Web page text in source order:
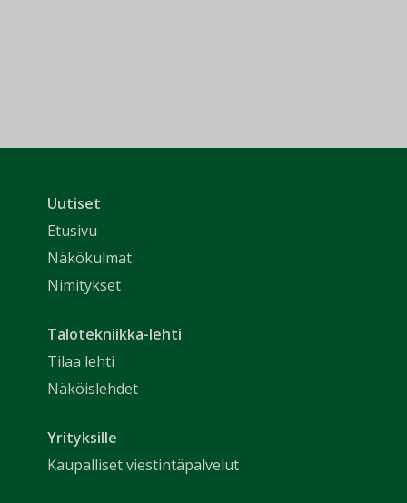
Uutiset
Etusivu
Näkökulmat
Nimitykset
Talotekniikka-lehti
Tilaa lehti
Näköislehdet
Yrityksille
Kaupalliset viestintäpalvelut